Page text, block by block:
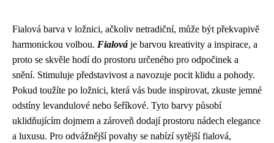
Fialová barva v ložnici, ačkoliv netradiční, může být překvapivě
harmonickou volbou. Fialová je barvou kreativity a inspirace, a
proto se skvěle hodí do prostoru určeného pro odpočinek a
snění. Stimuluje představivost a navozuje pocit klidu a pohody.
Pokud toužíte po ložnici, která vás bude inspirovat, zkuste jemné
odstíny levandulové nebo šeříkové. Tyto barvy působí
uklidňujícím dojmem a zároveň dodají prostoru nádech elegance
a luxusu. Pro odvážnější povahy se nabízí sytější fialová,